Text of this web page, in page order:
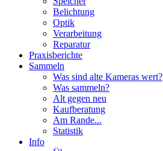
Belichtung
Optik
Verarbeitung
Reparatur
Praxisberichte
Sammeln
Was sind alte Kameras wert?
Was sammeln?
Alt gegen neu
Kaufberatung
Am Rande...
Statistik
Info